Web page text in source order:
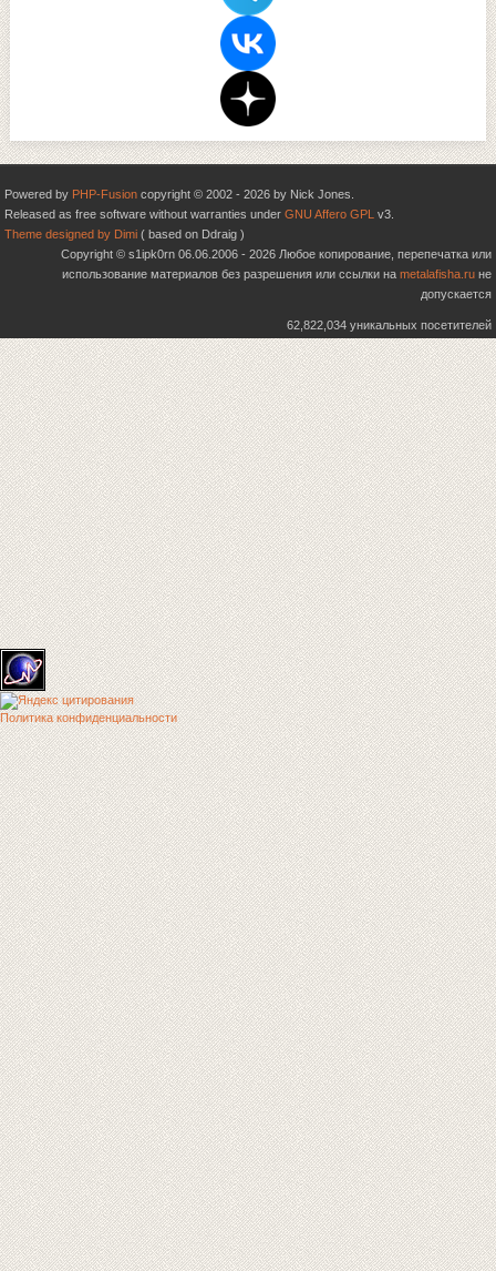
Powered by PHP-Fusion copyright © 2002 - 2026 by Nick Jones.
Released as free software without warranties under GNU Affero GPL v3.
Theme designed by Dimi ( based on Ddraig )
Copyright © s1ipk0rn 06.06.2006 - 2026 Любое копирование, перепечатка или
использование материалов без разрешения или ссылки на metalafisha.ru не
допускается
62,822,034 уникальных посетителей
Политика конфиденциальности